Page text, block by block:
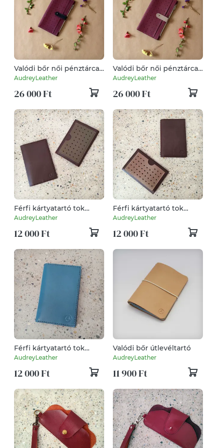
Valódi bőr női pénztárca/
mobiltok/
kártyatartó/irattárca
AudreyLeather
26 000 Ft
Valódi bőr női pénztárca/
mobiltok/
kártyatartó/irattárca
AudreyLeather
26 000 Ft
Férfi kártyatartó tok
valódi bőrből
AudreyLeather
12 000 Ft
Férfi kártyatartó tok
valódi bőrből
AudreyLeather
12 000 Ft
Férfi kártyatartó tok
valódi bőrből
AudreyLeather
12 000 Ft
Valódi bőr útlevéltartó
AudreyLeather
11 900 Ft